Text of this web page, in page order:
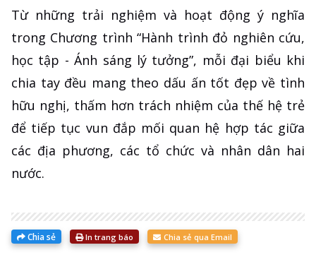
Từ những trải nghiệm và hoạt động ý nghĩa
trong Chương trình “Hành trình đỏ nghiên cứu,
học tập - Ánh sáng lý tưởng”, mỗi đại biểu khi
chia tay đều mang theo dấu ấn tốt đẹp về tình
hữu nghị, thấm hơn trách nhiệm của thế hệ trẻ
để tiếp tục vun đắp mối quan hệ hợp tác giữa
các địa phương, các tổ chức và nhân dân hai
nước.
Chia sẻ In trang báo Chia sẻ qua Email